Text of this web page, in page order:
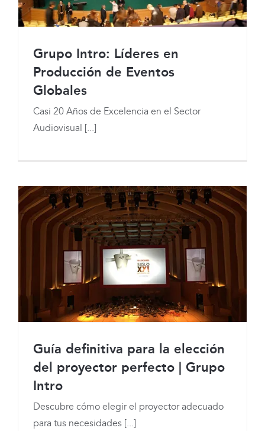
Grupo Intro: Líderes en Producción de
Eventos Globales
Grupo Intro: Líderes en
Producción de Eventos
Globales
Casi 20 Años de Excelencia en el Sector
Audiovisual [...]
Guía definitiva para la elección del
proyector perfecto | Grupo Intro
Guía definitiva para la elección
del proyector perfecto | Grupo
Intro
Descubre cómo elegir el proyector adecuado
para tus necesidades [...]